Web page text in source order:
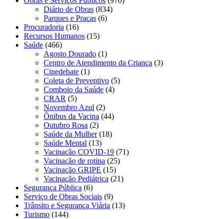
Diário de Obras (834)
Parques e Praças (6)
Procuradoria (16)
Recursos Humanos (15)
Saúde (466)
Agosto Dourado (1)
Centro de Atendimento da Criança (3)
Cinedebate (1)
Coleta de Preventivo (5)
Comboio da Saúde (4)
CRAR (5)
Novembro Azul (2)
Ônibus da Vacina (44)
Outubro Rosa (2)
Saúde da Mulher(18)
Saúde Mental (13)
Vacinação COVID-19 (71)
Vacinação de rotina (25)
Vacinação GRIPE (15)
Vacinação Pediátrica (21)
Segurança Pública (6)
Serviço de Obras Sociais (9)
Trânsito e Segurança Viária (13)
Turismo (144)